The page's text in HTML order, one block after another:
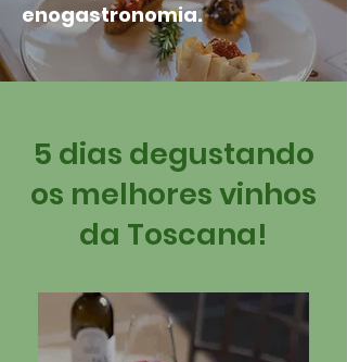
enogastronomia.
5 dias degustando
os melhores vinhos
da Toscana!